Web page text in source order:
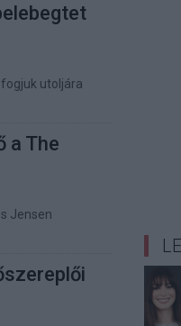
utoljára
a The
Jensen